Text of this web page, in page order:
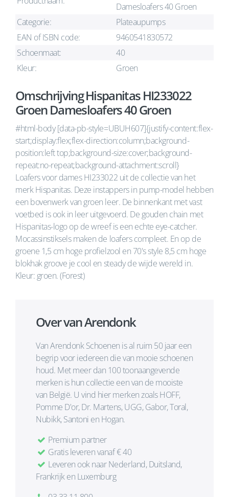
Damesloafers 40 Groen
Categorie:
Plateaupumps
EAN of ISBN code:
9460541830572
Schoenmaat:
40
Kleur:
Groen
Omschrijving Hispanitas HI233022
Groen Damesloafers 40 Groen
#html-body [data-pb-style=UBUH607]{justify-content:flex-
start;display:flex;flex-direction:column;background-
position:left top;background-size:cover;background-
repeat:no-repeat;background-attachment:scroll}
Loafers voor dames HI233022 uit de collectie van het
merk Hispanitas. Deze instappers in pump-model hebben
een bovenwerk van groen leer. De binnenkant met vast
voetbed is ook in leer uitgevoerd. De gouden chain met
Hispanitas-logo op de wreef is een echte eye-catcher.
Mocassinstiksels maken de loafers compleet. En op de
groene 1,5 cm hoge profielzool en 70's style 8,5 cm hoge
blokhak groove je cool en steady de wijde wereld in.
Kleur: groen. (Forest)
Over van Arendonk
Van Arendonk Schoenen is al ruim 50 jaar een
begrip voor iedereen die van mooie schoenen
houd. Met meer dan 100 toonaangevende
merken is hun collectie een van de mooiste
van België. U vind hier merken zoals HOFF,
Pomme D'or, Dr. Martens, UGG, Gabor, Toral,
Nubikk, Santoni en Hogan.
Premium partner
Gratis leveren vanaf € 40
Leveren ook naar Nederland, Duitsland,
Frankrijk en Luxemburg